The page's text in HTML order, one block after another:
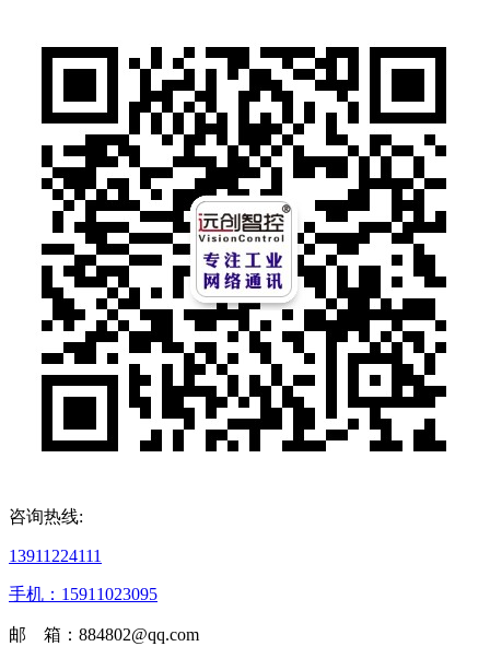
咨询热线:
13911224111
手机：15911023095
邮 箱：884802@qq.com